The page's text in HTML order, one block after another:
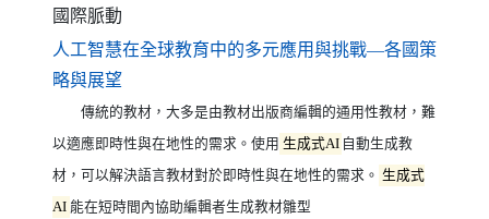
國際脈動
人工智慧在全球教育中的多元應用與挑戰—各國策
略與展望（另開新視窗）
傳統的教材，大多是由教材出版商編輯的通用性教材，難
以適應即時性與在地性的需求。使用 生成式AI 自動生成教
材，可以解決語言教材對於即時性與在地性的需求。 生成式
AI 能在短時間內協助編輯者生成教材雛型